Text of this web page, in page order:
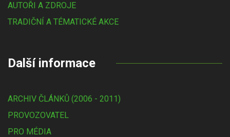
AUTOŘI A ZDROJE
TRADIČNÍ A TÉMATICKÉ AKCE
Další informace
ARCHIV ČLÁNKŮ (2006 - 2011)
PROVOZOVATEL
PRO MÉDIA